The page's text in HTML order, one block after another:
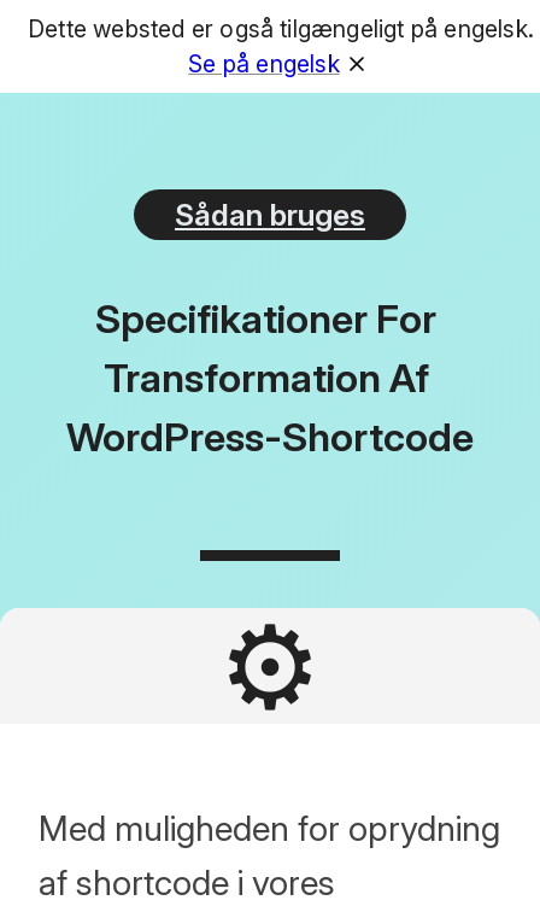
GET
Sådan bruges
Specifikationer For
Transformation Af
WordPress-Shortcode
⚙️
Med muligheden for oprydning
af shortcode i vores
Dette websted er også tilgængeligt på engelsk.
Se på engelsk